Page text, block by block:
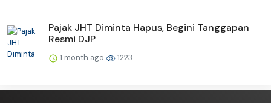
Pajak JHT Diminta Hapus, Begini Tanggapan
Resmi DJP
1 month ago 1223